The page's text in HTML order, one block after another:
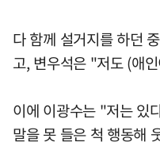
다 함께 설거지를 하던
고, 변우석은 "저도 (애
이에 이광수는 "저는 있
말을 못 들은 척 행동해